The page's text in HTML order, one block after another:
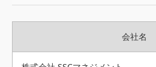
掲載受付窓口はこちら
会社名